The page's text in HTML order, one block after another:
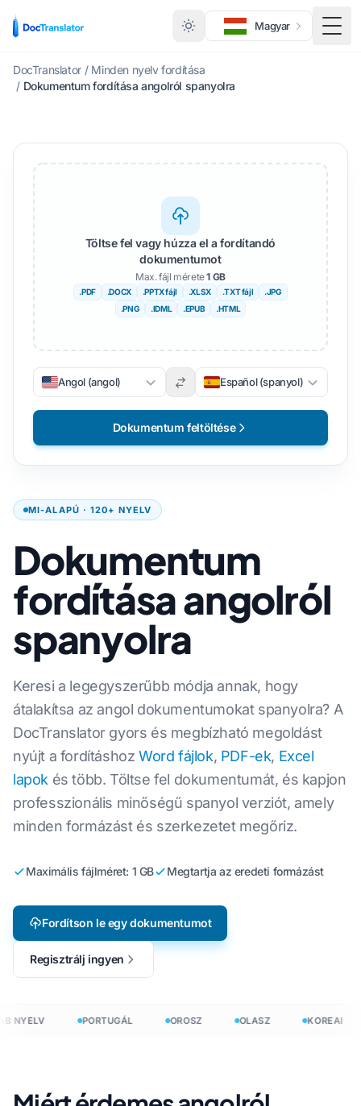
Magyar
DocTranslator / Minden nyelv fordítása
/ Dokumentum fordítása angolról spanyolra
MI-ALAPÚ · 120+ NYELV
Dokumentum
fordítása angolról
spanyolra
Keresi a legegyszerűbb módja annak, hogy
átalakítsa az angol dokumentumokat spanyolra? A
DocTranslator gyors és megbízható megoldást
nyújt a fordításhoz Word fájlok, PDF-ek, Excel
lapok és több. Töltse fel dokumentumát, és kapjon
professzionális minőségű spanyol verziót, amely
minden formázást és szerkezetet megőriz.
Maximális fájlméret: 1 GB Megtartja az eredeti formázást
Fordítson le egy dokumentumot
Regisztrálj ingyen
Töltse fel vagy húzza el a fordítandó
dokumentumot
Max. fájl mérete1 GB
.PDF .DOCX .PPTX fájl .XLSX .TXT fájl
.JPG
.PNG
.IDML .EPUB .HTML
Angol (angol) Español (spanyol)
Dokumentum feltöltése
NYELV PORTUGÁL OROSZ OLASZ KOREAI